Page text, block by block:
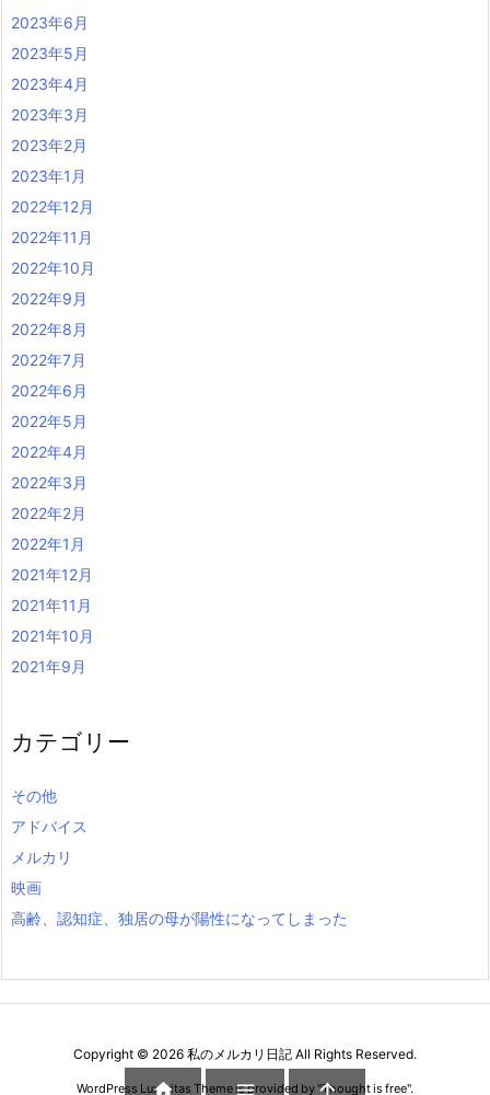
2023年6月
2023年5月
2023年4月
2023年3月
2023年2月
2023年1月
2022年12月
2022年11月
2022年10月
2022年9月
2022年8月
2022年7月
2022年6月
2022年5月
2022年4月
2022年3月
2022年2月
2022年1月
2021年12月
2021年11月
2021年10月
2021年9月
カテゴリー
その他
アドバイス
メルカリ
映画
高齢、認知症、独居の母が陽性になってしまった
Copyright © 2026 私のメルカリ日記 All Rights Reserved.
WordPress Luxeritas Theme is provided by "Thought is free".
  